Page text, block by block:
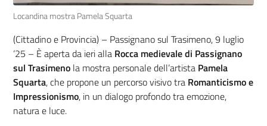
Locandina mostra Pamela Squarta
(Cittadino e Provincia) – Passignano sul Trasimeno, 9 luglio
‘25 – È aperta da ieri alla Rocca medievale di Passignano
sul Trasimeno la mostra personale dell’artista Pamela
Squarta, che propone un percorso visivo tra Romanticismo e
Impressionismo, in un dialogo profondo tra emozione,
natura e luce.